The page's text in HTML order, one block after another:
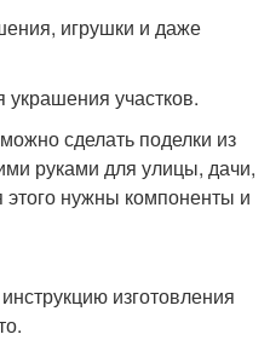
игрушки и даже
украшения участков.
сделать поделки из
руками для улицы, дачи,
этого нужны компоненты и
изготовления